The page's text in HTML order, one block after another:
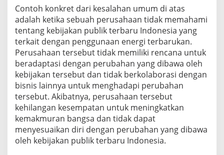
Contoh konkret dari kesalahan umum di atas
adalah ketika sebuah perusahaan tidak memahami
tentang kebijakan publik terbaru Indonesia yang
terkait dengan penggunaan energi terbarukan.
Perusahaan tersebut tidak memiliki rencana untuk
beradaptasi dengan perubahan yang dibawa oleh
kebijakan tersebut dan tidak berkolaborasi dengan
bisnis lainnya untuk menghadapi perubahan
tersebut. Akibatnya, perusahaan tersebut
kehilangan kesempatan untuk meningkatkan
kemakmuran bangsa dan tidak dapat
menyesuaikan diri dengan perubahan yang dibawa
oleh kebijakan publik terbaru Indonesia.